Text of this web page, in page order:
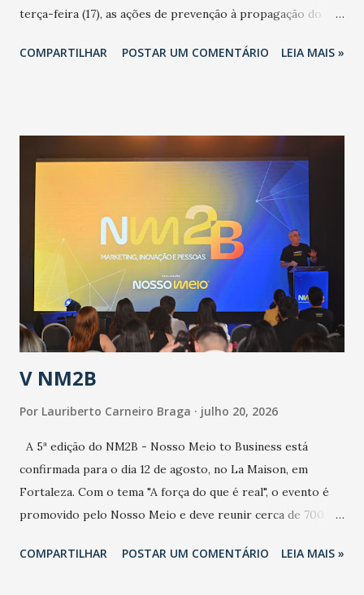
terça-feira (17), as ações de prevenção à propagação do
adotadas pelo Governo do Estado na contenção da
população suspeita e de cuidados com os ambientes
públicos e domiciliares. “Nós não estamos vivendo uma
epidemia comum, como temos em todos os anos, com
aumento de casos de dengue, influenza ou H1N1. Trata-se
de uma epidemia com um vírus diferente, com um poder de
contaminação maior que outros coronavírus”, apontou o
secretário. Segundo ele, é uma epidemia com chance de
contaminação alta, podendo gerar um grande risco à
população e ao sistema de saúde. “Precisamos saber fazer a
estratificação do risco da doença, para não so...
COMPARTILHAR POSTAR UM COMENTÁRIO LEIA MAIS »
V NM2B
Por Lauriberto Carneiro Braga julho 20, 2026
A 5ª edição do NM2B - Nosso Meio to Business está
confirmada para o dia 12 de agosto, no La Maison, em
Fortaleza. Com o tema "A força do que é real", o evento é
promovido pelo Nosso Meio e deve reunir cerca de 700
e lideranças do Mercado Nacional. Desde 2022, o NM2B
COMPARTILHAR POSTAR UM COMENTÁRIO LEIA MAIS »